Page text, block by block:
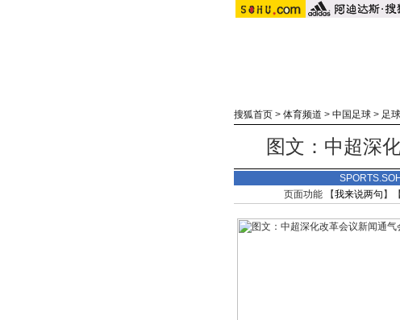
搜狐首页 > 体育频道 > 中国足球 > 足
图文：中超深
页面功能 【我来说两句 】【